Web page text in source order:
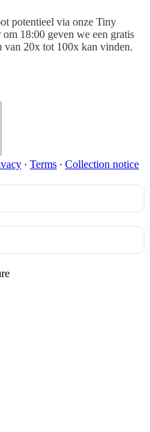
potentieel via onze Tiny
18:00 geven we een gratis
van 20x tot 100x kan vinden.
∙ Terms ∙ Collection notice